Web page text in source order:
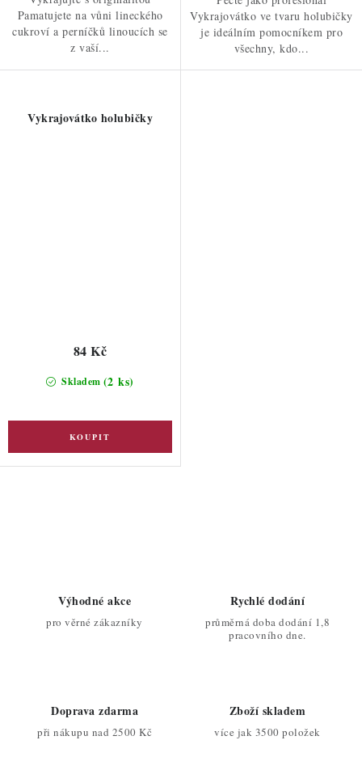
Pamatujete na vůni lineckého
cukroví a perníčků linoucích se
z vaší...
Vykrajovátko ve tvaru holubičky
je ideálním pomocníkem pro
všechny, kdo...
Vykrajovátko holubičky
Skladem (2 ks)
84 Kč
Výhodné akce
pro věrné zákazníky
Rychlé dodání
průměrná doba dodání 1,8
pracovního dne.
Doprava zdarma
při nákupu nad 2500 Kč
Zboží skladem
více jak 3500 položek